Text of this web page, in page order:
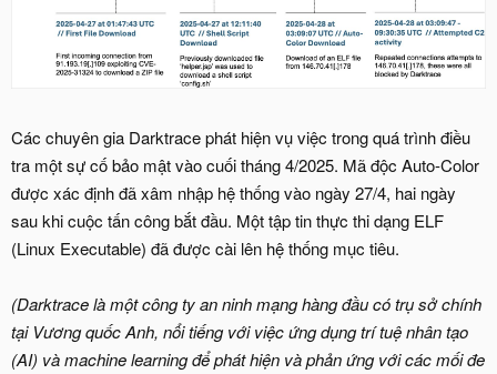
Các chuyên gia Darktrace phát hiện vụ việc trong quá trình điều
tra một sự cố bảo mật vào cuối tháng 4/2025. Mã độc Auto-Color
được xác định đã xâm nhập hệ thống vào ngày 27/4, hai ngày
sau khi cuộc tấn công bắt đầu. Một tập tin thực thi dạng ELF
(Linux Executable) đã được cài lên hệ thống mục tiêu.
(Darktrace là một công ty an ninh mạng hàng đầu có trụ sở chính
tại Vương quốc Anh, nổi tiếng với việc ứng dụng trí tuệ nhân tạo
(AI) và machine learning để phát hiện và phản ứng với các mối đe